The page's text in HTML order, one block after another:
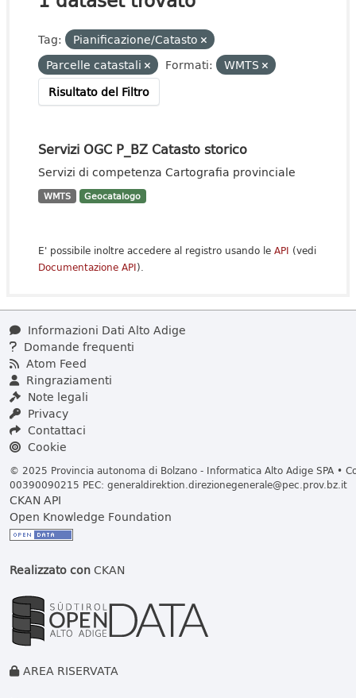
Tag:
Pianificazione/Catasto
Parcelle catastali
Formati:
WMTS
Risultato del Filtro
Servizi OGC P_BZ Catasto storico
Servizi di competenza Cartografia provinciale
WMTS Geocatalogo
E' possibile inoltre accedere al registro usando le API (vedi
Documentazione API).
Informazioni Dati Alto Adige
Domande frequenti
Atom Feed
Ringraziamenti
Note legali
Privacy
Contattaci
Cookie
© 2025 Provincia autonoma di Bolzano - Informatica Alto Adige SPA •
00390090215 PEC: generaldirektion.direzionegenerale@pec.prov.bz.it
CKAN API
Open Knowledge Foundation
Realizzato conCKAN
AREA RISERVATA